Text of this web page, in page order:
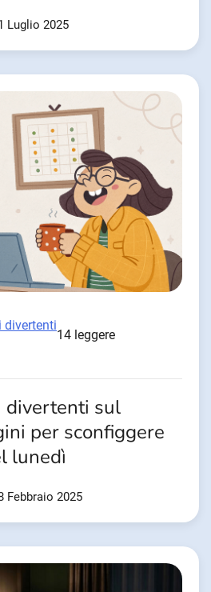
Luglio 2025
divertenti
14 leggere
divertenti sul
per sconfiggere
lunedì
Febbraio 2025